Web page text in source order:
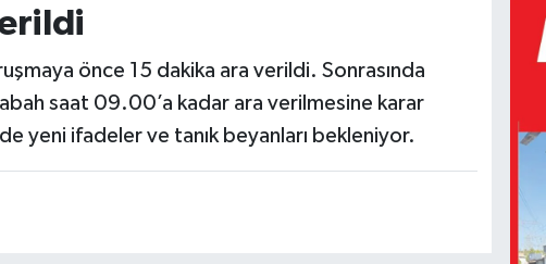
önce 15 dakika ara verildi. Sonrasında
saat 09.00’a kadar ara verilmesine karar
yeni ifadeler ve tanık beyanları bekleniyor.